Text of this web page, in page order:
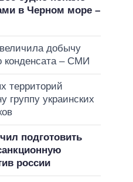
в Черном море –
добычу
конденсата – СМИ
территорий
группу украинских
подготовить
россии